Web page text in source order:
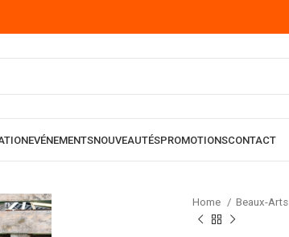
EVÉNEMENTSNOUVEAUTÉSPROMOTIONSCONTACT
Home Beaux-Arts